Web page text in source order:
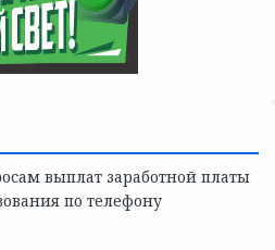
социально-психологическую
лицам Ленинградской
— НЕТ